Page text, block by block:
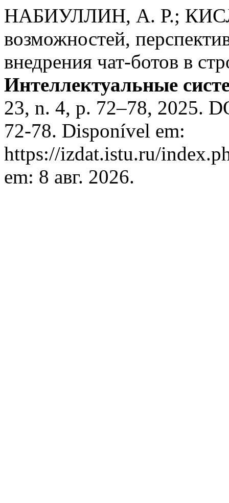
НАБИУЛЛИН, А. Р.;
возможностей,
внедрения чат-ботов в
Интеллектуальные
23, n. 4, p. 72–78, 2025.
72-78. Disponível em:
https://izdat.istu.ru/
em: 8 авг. 2026.